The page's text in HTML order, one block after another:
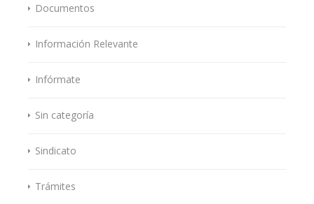
Documentos
Información Relevante
Infórmate
Sin categoría
Sindicato
Trámites